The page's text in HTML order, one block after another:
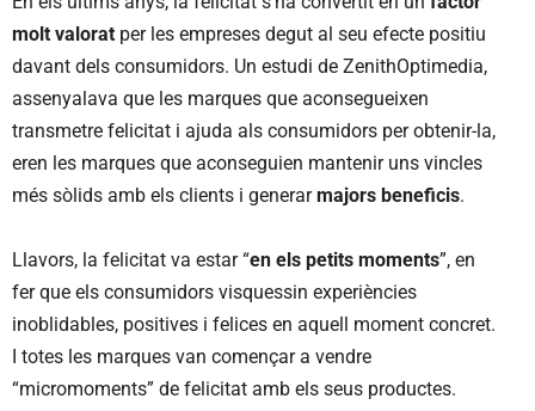
molt valorat per les empreses degut al seu efecte positiu
davant dels consumidors. Un estudi de ZenithOptimedia,
assenyalava que les marques que aconsegueixen
transmetre felicitat i ajuda als consumidors per obtenir-la,
eren les marques que aconseguien mantenir uns vincles
més sòlids amb els clients i generarmajors beneficis.
Llavors, la felicitat va estar “en els petits moments”, en
fer que els consumidors visquessin experiències
inoblidables, positives i felices en aquell moment concret.
I totes les marques van començar a vendre
“micromoments” de felicitat amb els seus productes.